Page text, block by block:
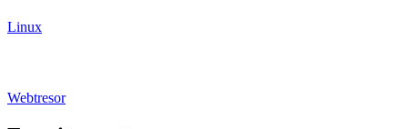
Linux
Webtresor